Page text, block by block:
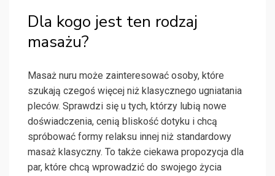
Dla kogo jest ten rodzaj
masażu?
Masaż nuru może zainteresować osoby, które
szukają czegoś więcej niż klasycznego ugniatania
pleców. Sprawdzi się u tych, którzy lubią nowe
doświadczenia, cenią bliskość dotyku i chcą
spróbować formy relaksu innej niż standardowy
masaż klasyczny. To także ciekawa propozycja dla
par, które chcą wprowadzić do swojego życia